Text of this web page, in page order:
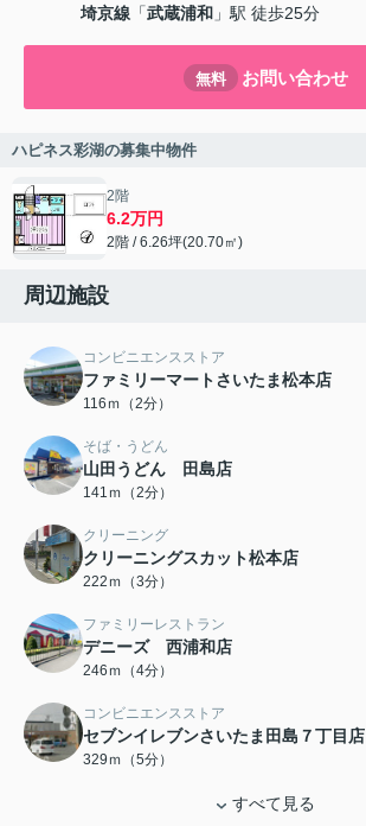
埼京線 「武蔵浦和 」駅 徒歩25分
無料 お問い合わせ
ハピネス彩湖の募集中物件
2階
6.2万円
2階 / 6.26坪(20.70㎡)
周辺施設
コンビニエンスストア
ファミリーマートさいたま松本店
116ｍ（2分）
そば・うどん
山田うどん 田島店
141ｍ（2分）
クリーニング
クリーニングスカット松本店
222ｍ（3分）
ファミリーレストラン
デニーズ 西浦和店
246ｍ（4分）
コンビニエンスストア
セブンイレブンさいたま田島７丁目店
329ｍ（5分）
すべて見る